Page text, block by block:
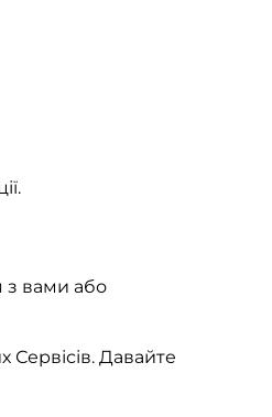
з вами або
Давайте